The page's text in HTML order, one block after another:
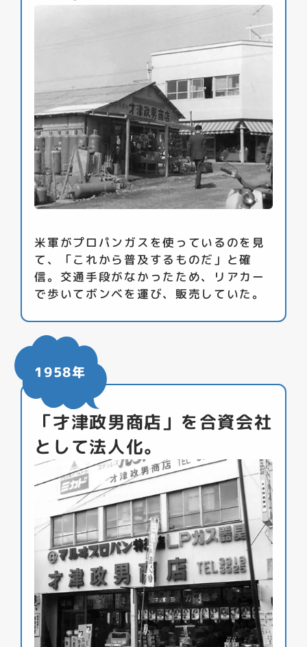
米軍がプロパンガスを使っているのを見
て、「これから普及するものだ」と確
信。交通手段がなかったため、リアカー
で歩いてボンベを運び、販売していた。
1958年
「才津政男商店」を合資会社
として法人化。